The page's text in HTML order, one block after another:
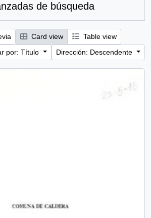
de búsqueda
Card view
Table view
por: Título
Dirección: Descendente